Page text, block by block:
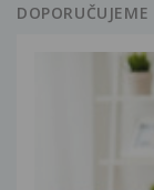
DOPORUČUJEME